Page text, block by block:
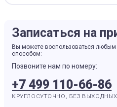
Записаться на
Вы можете воспользоваться
способом:
Позвоните нам по номеру:
+7 499 110-66-86
КРУГЛОСУТОЧНО, БЕЗ ВЫХОДНЫХ